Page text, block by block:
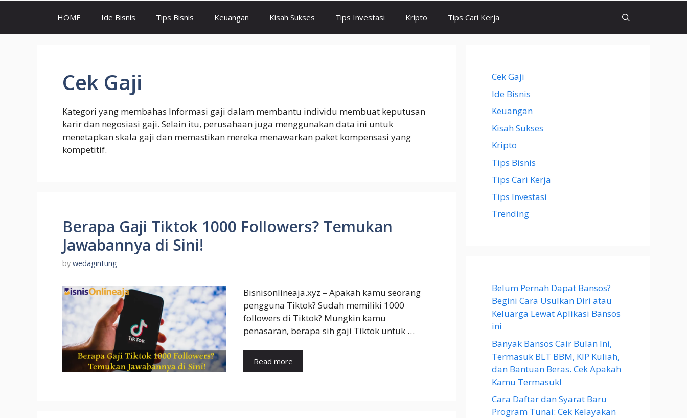
HOME Ide Bisnis Tips Bisnis Keuangan Kisah Sukses Tips Investasi Kripto Tips Cari Kerja
Cek Gaji
Kategori yang membahas Informasi gaji dalam membantu individu membuat keputusan
karir dan negosiasi gaji. Selain itu, perusahaan juga menggunakan data ini untuk
menetapkan skala gaji dan memastikan mereka menawarkan paket kompensasi yang
kompetitif.
Berapa Gaji Tiktok 1000 Followers? Temukan
Jawabannya di Sini!
by wedagintung
Bisnisonlineaja.xyz – Apakah kamu seorang
pengguna Tiktok? Sudah memiliki 1000
followers di Tiktok? Mungkin kamu
penasaran, berapa sih gaji Tiktok untuk …
Read more
Cek Gaji
Ide Bisnis
Keuangan
Kisah Sukses
Kripto
Tips Bisnis
Tips Cari Kerja
Tips Investasi
Trending
Belum Pernah Dapat Bansos?
Begini Cara Usulkan Diri atau
Keluarga Lewat Aplikasi Bansos
ini
Banyak Bansos Cair Bulan Ini,
Termasuk BLT BBM, KIP Kuliah,
dan Bantuan Beras. Cek Apakah
Kamu Termasuk!
Cara Daftar dan Syarat Baru
Program Tunai: Cek Kelayakan